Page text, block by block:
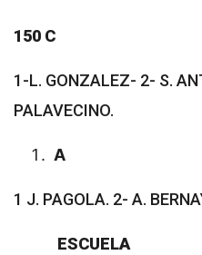
150 C
1-L. GONZALEZ- 2- S.
PALAVECINO.
A
1 J. PAGOLA. 2- A.
ESCUELA